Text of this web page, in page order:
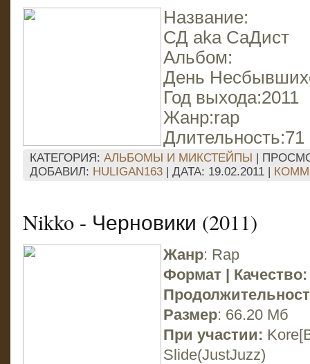
Название:
СД aka СаДист
Альбом:
День
Год выхода:2011
Жанр:rap
КАТЕГОРИЯ: АЛЬБОМЫ И МИКСТЕЙПЫ |
ДОБАВИЛ: HULIGAN163 | ДАТА: 19.02.2011 |
Nikko - Черновики (2011)
Жанр: Rap
Формат | Качество:
Размер: 66.20 Мб
При участии:
Slide(JustJuzz)